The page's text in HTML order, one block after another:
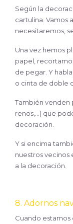
Según la
cartulina. Vamos
necesitaremos,
Una vez hemos
papel,
de pegar. Y
o cinta de doble
También venden
renos,…) que
decoración.
Y si encima
nuestros vecinos
a la decoración.
8. Adornos
Cuando